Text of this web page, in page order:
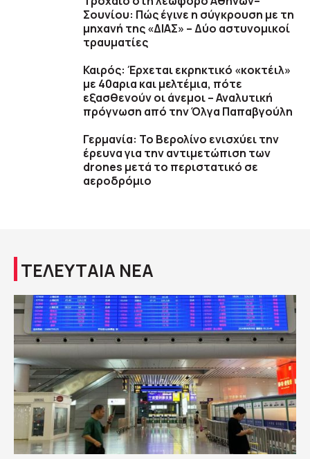
Σουνίου: Πώς έγινε η σύγκρουση με τη
μηχανή της «ΔΙΑΣ» – Δύο αστυνομικοί
τραυματίες
Καιρός: Έρχεται εκρηκτικό «κοκτέιλ»
με 40αρια και μελτέμια, πότε
εξασθενούν οι άνεμοι – Αναλυτική
πρόγνωση από την Όλγα Παπαβγούλη
Γερμανία: Το Βερολίνο ενισχύει την
έρευνα για την αντιμετώπιση των
drones μετά το περιστατικό σε
αεροδρόμιο
ΤΕΛΕΥΤΑΙΑ ΝΕΑ